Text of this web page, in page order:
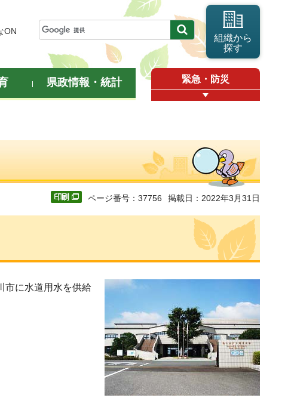
ON
組織から
探す
県政情報・統計 緊急・防災
ページ番号：37756 掲載日：2022年3月31日
市に水道用水を供給